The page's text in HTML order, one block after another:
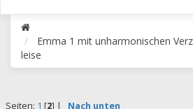
Emma 1 mit unharmonischen
leise
Seiten: 1 [2] | Nach unten